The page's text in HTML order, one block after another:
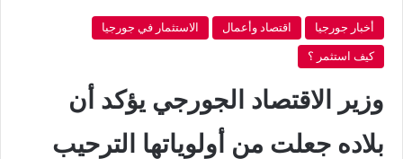
أخبار جورجيا اقتصاد وأعمال الاستثمار في جورجيا
كيف استثمر ؟
وزير الاقتصاد الجورجي يؤكد أن
بلاده جعلت من أولوياتها الترحيب